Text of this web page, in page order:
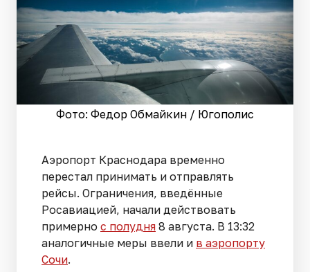
Фото: Федор Обмайкин / Югополис
Аэропорт Краснодара временно
перестал принимать и отправлять
рейсы. Ограничения, введённые
Росавиацией, начали действовать
примерно с полудня 8 августа. В 13:32
аналогичные меры ввели и в аэропорту
Сочи.